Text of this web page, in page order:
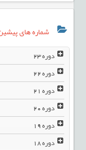
شماره های پیشین
دوره23
دوره22
دوره21
دوره20
دوره19
دوره18